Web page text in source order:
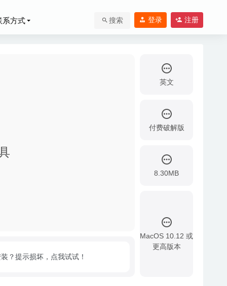
方式 搜索 登录 注册
英文
付费破解版
8.30MB
MacOS 10.12 或
更高版本
？提示损坏，点我试试！